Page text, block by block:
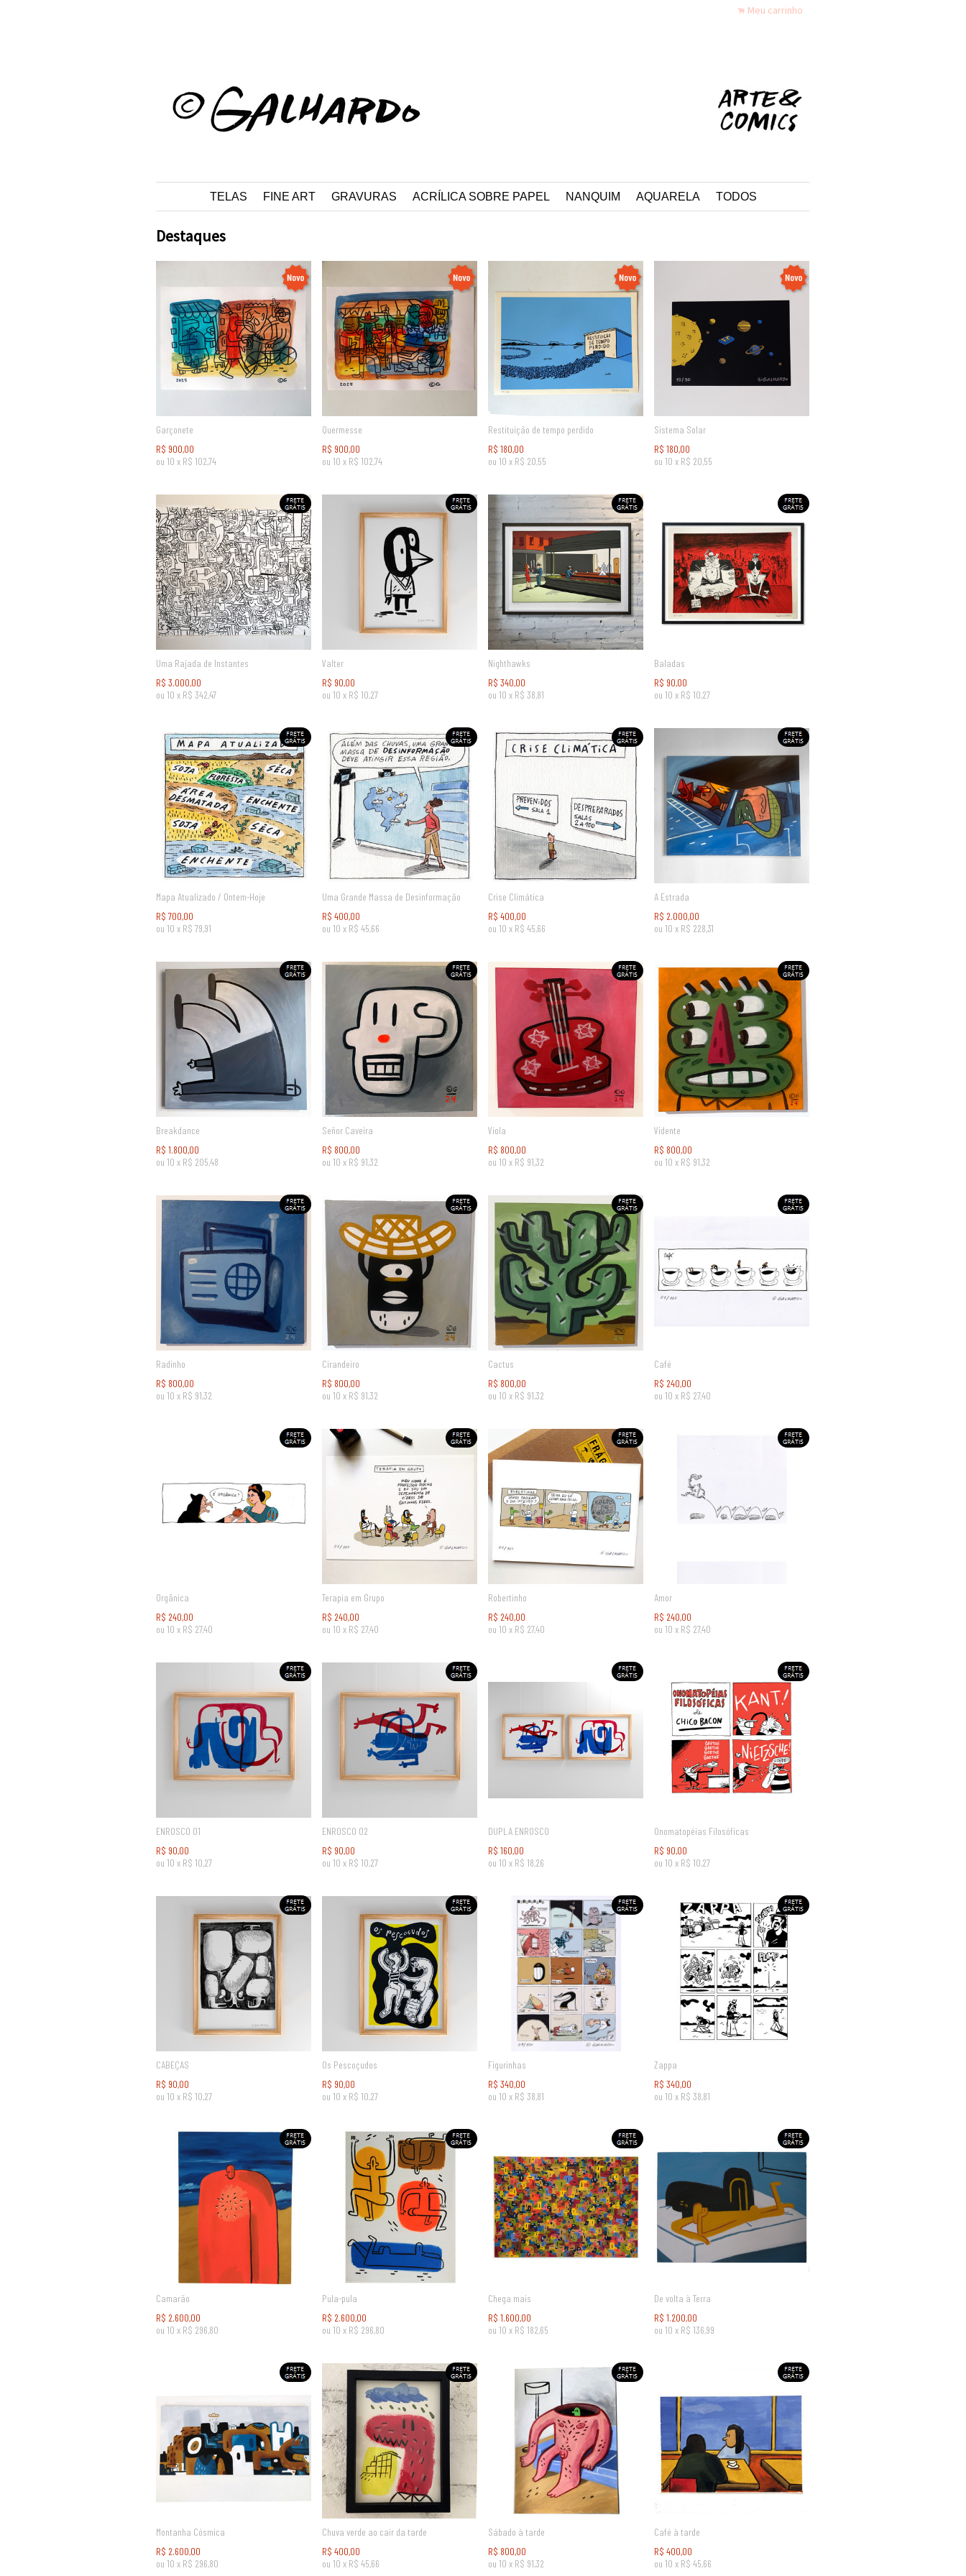
. Meu carrinho
TELAS FINE ART GRAVURAS ACRÍLICA SOBRE PAPEL NANQUIM AQUARELA TODOS
Destaques
Garçonete
R$ 900,00
ou 10 x R$ 102,74
Quermesse
R$ 900,00
ou 10 x R$ 102,74
Restituição de tempo perdido
R$ 180,00
ou 10 x R$ 20,55
Sistema Solar
R$ 180,00
ou 10 x R$ 20,55
Uma Rajada de Instantes
R$ 3.000,00
ou 10 x R$ 342,47
Valter
R$ 90,00
ou 10 x R$ 10,27
Nighthawks
R$ 340,00
ou 10 x R$ 38,81
Baladas
R$ 90,00
ou 10 x R$ 10,27
Mapa Atualizado / Ontem-Hoje
R$ 700,00
ou 10 x R$ 79,91
Uma Grande Massa de Desinformação
R$ 400,00
ou 10 x R$ 45,66
Crise Climática
R$ 400,00
ou 10 x R$ 45,66
A Estrada
R$ 2.000,00
ou 10 x R$ 228,31
Breakdance
R$ 1.800,00
ou 10 x R$ 205,48
Señor Caveira
R$ 800,00
ou 10 x R$ 91,32
Viola
R$ 800,00
ou 10 x R$ 91,32
Vidente
R$ 800,00
ou 10 x R$ 91,32
Radinho
R$ 800,00
ou 10 x R$ 91,32
Cirandeiro
R$ 800,00
ou 10 x R$ 91,32
Cactus
R$ 800,00
ou 10 x R$ 91,32
Café
R$ 240,00
ou 10 x R$ 27,40
Orgânica
R$ 240,00
ou 10 x R$ 27,40
Terapia em Grupo
R$ 240,00
ou 10 x R$ 27,40
Robertinho
R$ 240,00
ou 10 x R$ 27,40
Amor
R$ 240,00
ou 10 x R$ 27,40
ENROSCO 01
R$ 90,00
ou 10 x R$ 10,27
ENROSCO 02
R$ 90,00
ou 10 x R$ 10,27
DUPLA ENROSCO
R$ 160,00
ou 10 x R$ 18,26
Onomatopéias Filosóficas
R$ 90,00
ou 10 x R$ 10,27
CABEÇAS
R$ 90,00
ou 10 x R$ 10,27
Os Pescoçudos
R$ 90,00
ou 10 x R$ 10,27
Figurinhas
R$ 340,00
ou 10 x R$ 38,81
Zappa
R$ 340,00
ou 10 x R$ 38,81
Camarão
R$ 2.600,00
ou 10 x R$ 296,80
Pula-pula
R$ 2.600,00
ou 10 x R$ 296,80
Chega mais
R$ 1.600,00
ou 10 x R$ 182,65
De volta à Terra
R$ 1.200,00
ou 10 x R$ 136,99
Montanha Cósmica
R$ 2.600,00
ou 10 x R$ 296,80
Chuva verde ao cair da tarde
R$ 400,00
ou 10 x R$ 45,66
Sábado à tarde
R$ 800,00
ou 10 x R$ 91,32
Café à tarde
R$ 400,00
ou 10 x R$ 45,66